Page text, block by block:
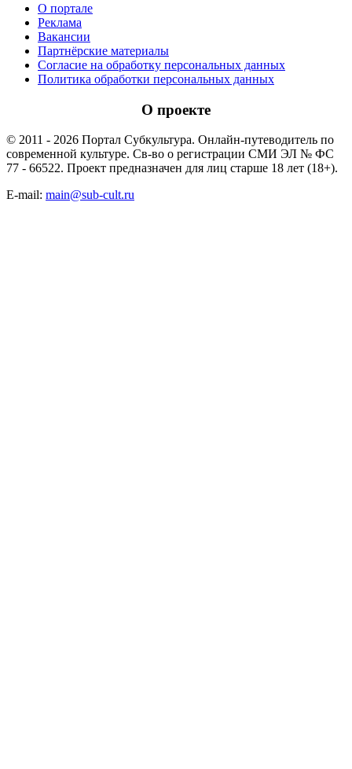
О портале
Реклама
Вакансии
Партнёрские материалы
Согласие на обработку персональных данных
Политика обработки персональных данных
О проекте
© 2011 - 2026 Портал Субкультура. Онлайн-путеводитель по
современной культуре. Св-во о регистрации СМИ ЭЛ № ФС
77 - 66522. Проект предназначен для лиц старше 18 лет (18+).
E-mail: main@sub-cult.ru